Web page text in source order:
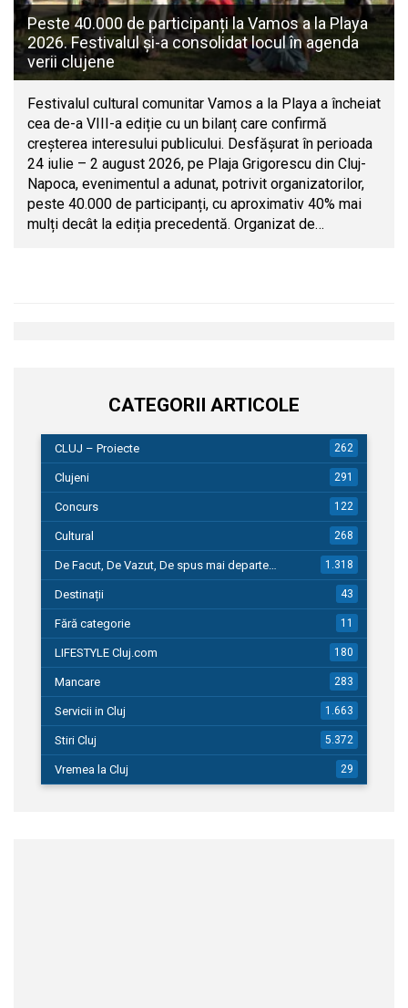
Peste 40.000 de participanți la Vamos a la Playa
2026. Festivalul și-a consolidat locul în agenda
verii clujene
Festivalul cultural comunitar Vamos a la Playa a încheiat
cea de-a VIII-a ediție cu un bilanț care confirmă
creșterea interesului publicului. Desfășurat în perioada
24 iulie – 2 august 2026, pe Plaja Grigorescu din Cluj-
Napoca, evenimentul a adunat, potrivit organizatorilor,
peste 40.000 de participanți, cu aproximativ 40% mai
mulți decât la ediția precedentă. Organizat de…
CATEGORII ARTICOLE
CLUJ – Proiecte 262
Clujeni 291
Concurs 122
Cultural 268
De Facut, De Vazut, De spus mai departe… 1.318
Destinații 43
Fără categorie 11
LIFESTYLE Cluj.com 180
Mancare 283
Servicii in Cluj 1.663
Stiri Cluj 5.372
Vremea la Cluj 29